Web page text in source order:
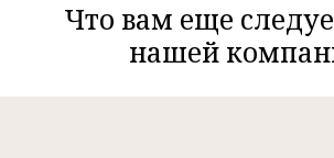
Что вам еще
нашей